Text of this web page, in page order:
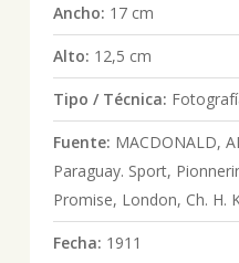
Ancho: 17 cm
Alto: 12,5 cm
Tipo / Técnica:
Fuente: MACDONALD,
Paraguay. Sport,
Promise, London, Ch. H.
Fecha: 1911